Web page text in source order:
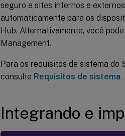
seguro a sites internos e
automaticamente para os
Hub. Alternativamente, você
Management.
Para os requisitos de sistema do
consulte Requisitos de sistema.
Integrando e